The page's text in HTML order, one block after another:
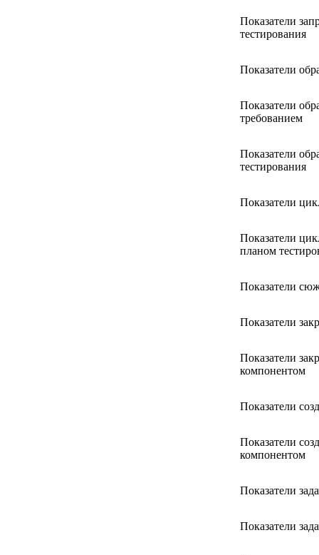
Показатели
тестирования
Показатели
Показатели
требованием
Показатели
тестирования
Показатели
Показатели
планом
Показатели
Показатели
Показатели
компонентом
Показатели
Показатели
компонентом
Показатели
Показатели